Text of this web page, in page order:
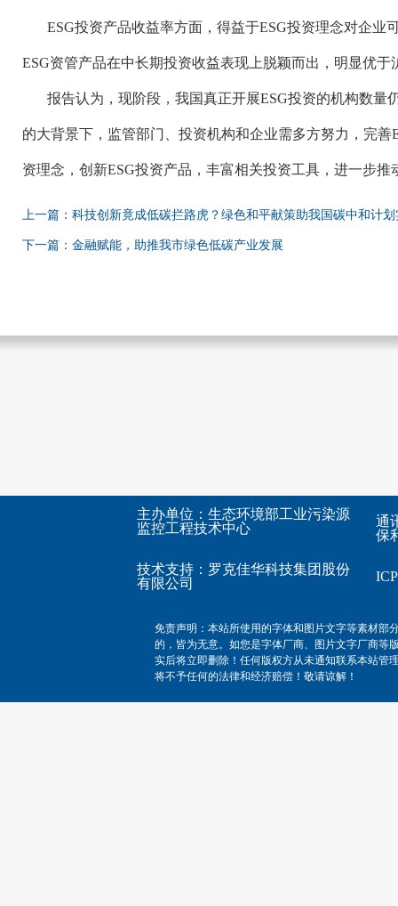
ESG投资产品收益率方面，得益于ESG投资理念对企业
ESG资管产品在中长期投资收益表现上脱颖而出，明显优于
报告认为，现阶段，我国真正开展ESG投资的机构数量
的大背景下，监管部门、投资机构和企业需多方努力，完善
资理念，创新ESG投资产品，丰富相关投资工具，进一步推
上一篇：科技创新竟成低碳拦路虎？绿色和平献策助我国碳中和计划
下一篇：金融赋能，助推我市绿色低碳产业发展
主办单位：生态环境部工业污染源
监控工程技术中心
技术支持： 罗克佳华科技集团股份
有限公司
通
保
免责声明：本站所使用的字体和图片文字等素材部
的，皆为无意。如您是字体厂商、图片文字厂商等
实后将立即删除！任何版权方从未通知联系本站管
将不予任何的法律和经济赔偿！敬请谅解！